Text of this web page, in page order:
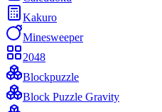
Kakuro
Minesweeper
2048
Blockpuzzle
Block Puzzle Gravity